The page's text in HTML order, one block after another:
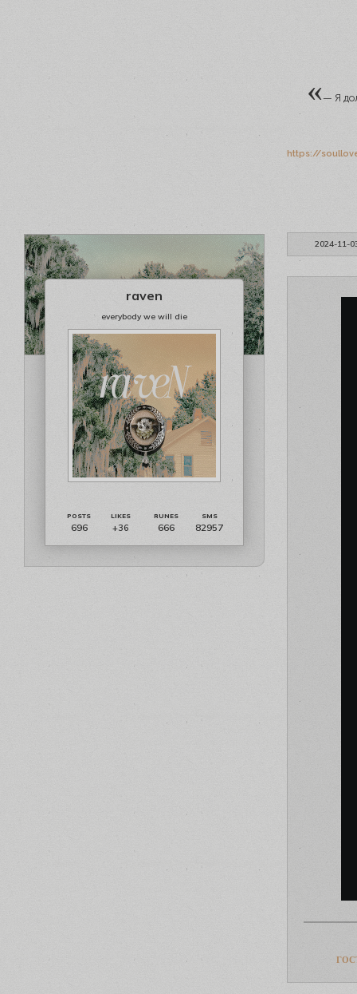
«— Я
https://
2024-11-
raven
everybody we will die
696 +36 666 82957